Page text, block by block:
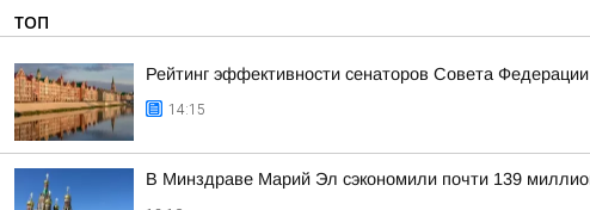
ТОП
Рейтинг эффективности сенаторов Совета
14:15
В Минздраве Марий Эл сэкономили почти 139